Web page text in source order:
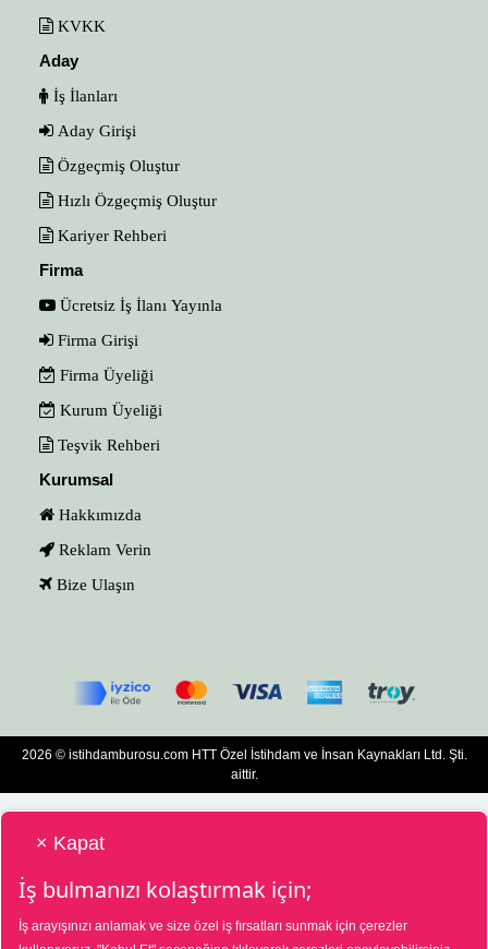
KVKK
Aday
İş İlanları
Aday Girişi
Özgeçmiş Oluştur
Hızlı Özgeçmiş Oluştur
Kariyer Rehberi
Firma
Ücretsiz İş İlanı Yayınla
Firma Girişi
Firma Üyeliği
Kurum Üyeliği
Teşvik Rehberi
Kurumsal
Hakkımızda
Reklam Verin
Bize Ulaşın
2026 © istihdamburosu.com HTT Özel İstihdam ve İnsan Kaynakları Ltd. Şti.
aittir.
HTT Bilgisayar Eğitim Destek Özel İstihdam ve İnsan Kaynakları Hizmetleri Tic.
× Kapat
İş bulmanızı kolaştırmak için;
İş arayışınızı anlamak ve size özel iş fırsatları sunmak için çerezler